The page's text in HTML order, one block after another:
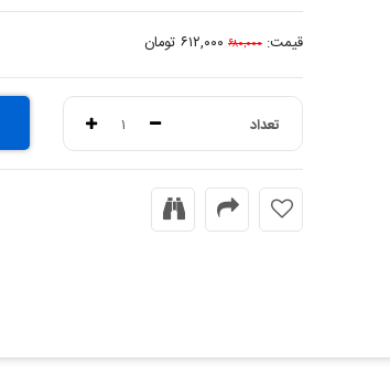
قیمت: ۶۸۰,۰۰۰ ۶۱۲,۰۰۰ تومان
تعداد ۱